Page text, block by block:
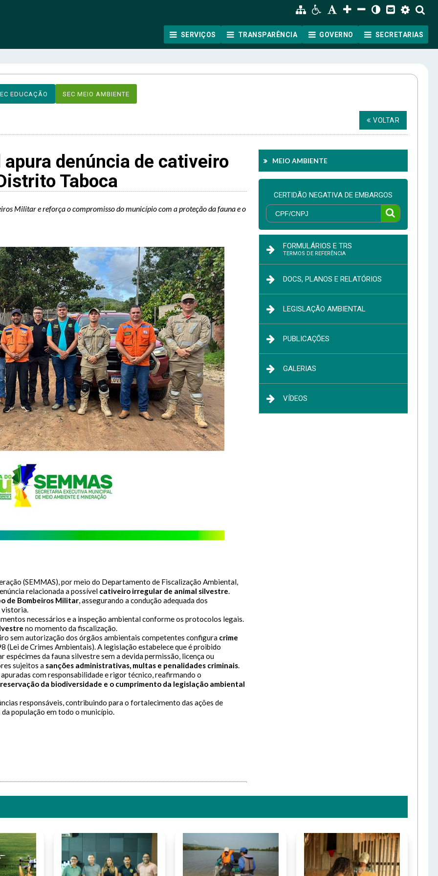
SERVIÇOS TRANSPARÊNCIA GOVERNO SECRETARIAS
EDUCAÇÃO SEC MEIO AMBIENTE
VOLTAR
denúncia de cativeiro
Taboca
Militar e reforça o compromisso do município com a proteção da fauna e o
(SEMMAS), por meio do Departamento de Fiscalização Ambiental,
relacionada a possível cativeiro irregular de animal silvestre.
de Bombeiros Militar, assegurando a condução adequada dos
vistoria.
necessários e a inspeção ambiental conforme os protocolos legais.
no momento da fiscalização.
sem autorização dos órgãos ambientais competentes configura crime
(Lei de Crimes Ambientais). A legislação estabelece que é proibido
da fauna silvestre sem a devida permissão, licença ou
sujeitos a sanções administrativas, multas e penalidades criminais.
com responsabilidade e rigor técnico, reafirmando o
da biodiversidade e o cumprimento da legislação ambiental
responsáveis, contribuindo para o fortalecimento das ações de
população em todo o município.
MEIO AMBIENTE
CERTIDÃO NEGATIVA DE EMBARGOS
FORMULÁRIOS E TRS
TERMOS DE REFERÊNCIA
DOCS, PLANOS E RELATÓRIOS
LEGISLAÇÃO AMBIENTAL
PUBLICAÇÕES
GALERIAS
VÍDEOS
da fonte:
> Diminui o tamanho da fonte.
Enviar
Digite apenas o "usuário" sem @dominio!
Usuário
Senha
Enviar
SIC Físico
e Contatos do atendimento físico da Prefeitura Municipal de São
22 de Março, Nº 915, Centro
00.
Ribeiro gomes
às 12h e das 14h às 18h.
feira a sexta-feira.
Informações:
Fale Conosco
Enviar